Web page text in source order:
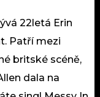
22letá Erin
Patří mezi
britské scéně,
dala na